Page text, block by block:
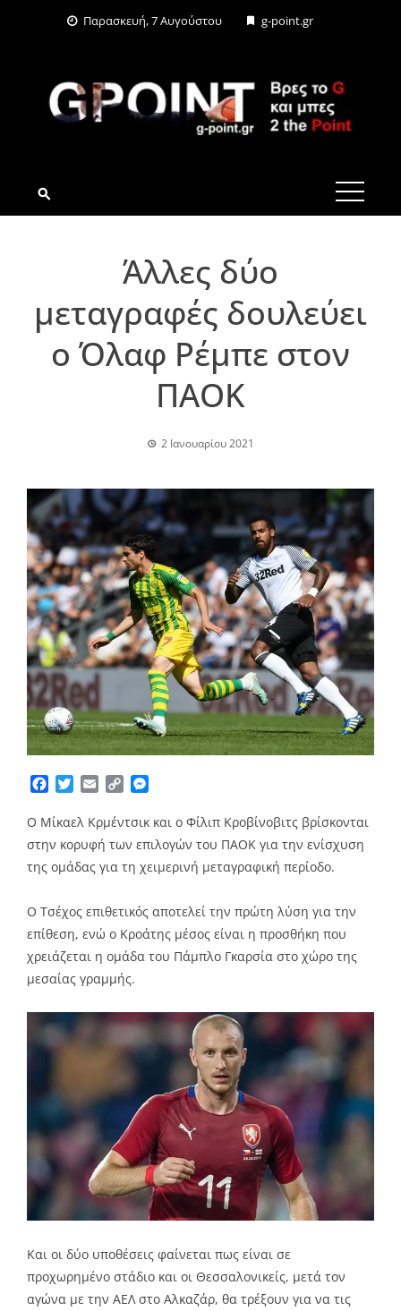
Παρασκευή, 7 Αυγούστου g-point.gr
G-POINT.GR
Άλλες δύο
μεταγραφές δουλεύει
ο Όλαφ Ρέμπε στον
ΠΑΟΚ
2 Ιανουαρίου 2021
Facebook
TwitterEmailCopy
Ο Μίκαελ Κρμέντσικ και ο Φίλιπ Κροβίνοβιτς βρίσκονται
στην κορυφή των επιλογών του ΠΑΟΚ για την ενίσχυση
της ομάδας για τη χειμερινή μεταγραφική περίοδο.
Ο Τσέχος επιθετικός αποτελεί την πρώτη λύση για την
επίθεση, ενώ ο Κροάτης μέσος είναι η προσθήκη που
χρειάζεται η ομάδα του Πάμπλο Γκαρσία στο χώρο της
μεσαίας γραμμής.
Και οι δύο υποθέσεις φαίνεται πως είναι σε
προχωρημένο στάδιο και οι Θεσσαλονικείς, μετά τον
αγώνα με την ΑΕΛ στο Αλκαζάρ, θα τρέξουν για να τις